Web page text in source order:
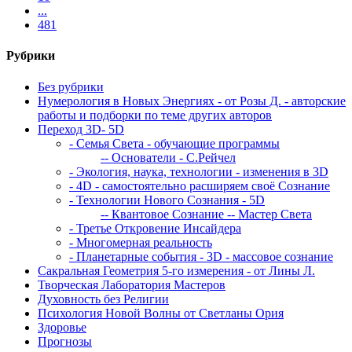
...
481
Рубрики
Без рубрики
Нумерология в Новых Энергиях - от Розы Д. - авторские
работы и подборки по теме других авторов
Переход 3D- 5D
- Семья Света - обучающие программы
-- Основатели - С.Рейчел
- Экология, наука, технологии - изменения в 3D
- 4D - самостоятельно расширяем своё Сознание
- Технологии Нового Сознания - 5D
-- Квантовое Сознание -- Мастер Света
- Третье Откровение Инсайдера
- Многомерная реальность
- Планетарные события - 3D - массовое сознание
Сакральная Геометрия 5-го измерения - от Лины Л.
Творческая Лаборатория Мастеров
Духовность без Религии
Психология Новой Волны от Светланы Ория
Здоровье
Прогнозы